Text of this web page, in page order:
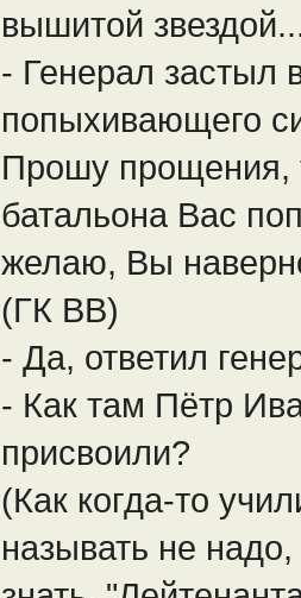
вышитой
- Генерал застыл
попыхивающего
Прошу прощения,
батальона Вас
желаю, Вы
(ГК ВВ)
- Да, ответил
- Как там Пётр
присвоили?
(Как когда-то
называть не